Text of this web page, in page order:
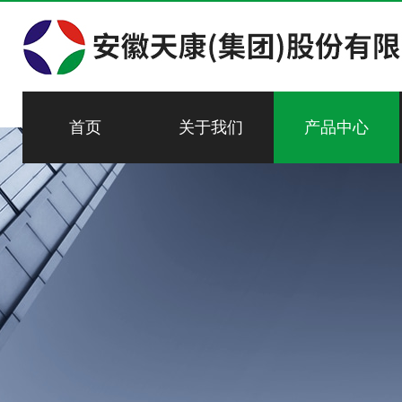
首页 关于我们 产品中心